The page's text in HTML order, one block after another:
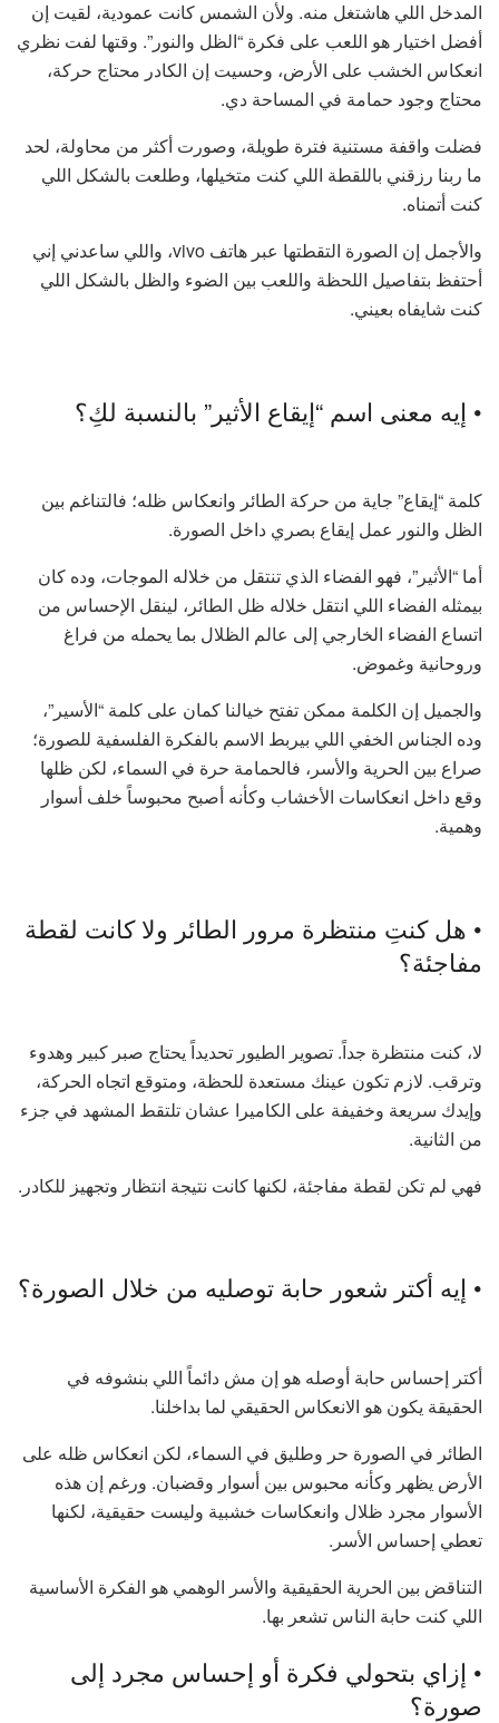
المدخل اللي هاشتغل منه. ولأن الشمس كانت عمودية، لقيت إن
أفضل اختيار هو اللعب على فكرة “الظل والنور”. وقتها لفت نظري
انعكاس الخشب على الأرض، وحسيت إن الكادر محتاج حركة،
محتاج وجود حمامة في المساحة دي.
فضلت واقفة مستنية فترة طويلة، وصورت أكثر من محاولة، لحد
ما ربنا رزقني باللقطة اللي كنت متخيلها، وطلعت بالشكل اللي
كنت أتمناه.
والأجمل إن الصورة التقطتها عبر هاتف vivo، واللي ساعدني إني
أحتفظ بتفاصيل اللحظة واللعب بين الضوء والظل بالشكل اللي
كنت شايفاه بعيني.
• إيه معنى اسم “إيقاع الأثير” بالنسبة لكِ؟
كلمة “إيقاع” جاية من حركة الطائر وانعكاس ظله؛ فالتناغم بين
الظل والنور عمل إيقاع بصري داخل الصورة.
أما “الأثير”، فهو الفضاء الذي تنتقل من خلاله الموجات، وده كان
بيمثله الفضاء اللي انتقل خلاله ظل الطائر، لينقل الإحساس من
اتساع الفضاء الخارجي إلى عالم الظلال بما يحمله من فراغ
وروحانية وغموض.
والجميل إن الكلمة ممكن تفتح خيالنا كمان على كلمة “الأسير”،
وده الجناس الخفي اللي بيربط الاسم بالفكرة الفلسفية للصورة؛
صراع بين الحرية والأسر، فالحمامة حرة في السماء، لكن ظلها
وقع داخل انعكاسات الأخشاب وكأنه أصبح محبوساً خلف أسوار
وهمية.
• هل كنتِ منتظرة مرور الطائر ولا كانت لقطة
مفاجئة؟
لا، كنت منتظرة جداً. تصوير الطيور تحديداً يحتاج صبر كبير وهدوء
وترقب. لازم تكون عينك مستعدة للحظة، ومتوقع اتجاه الحركة،
وإيدك سريعة وخفيفة على الكاميرا عشان تلتقط المشهد في جزء
من الثانية.
فهي لم تكن لقطة مفاجئة، لكنها كانت نتيجة انتظار وتجهيز للكادر.
• إيه أكتر شعور حابة توصليه من خلال الصورة؟
أكتر إحساس حابة أوصله هو إن مش دائماً اللي بنشوفه في
الحقيقة يكون هو الانعكاس الحقيقي لما بداخلنا.
الطائر في الصورة حر وطليق في السماء، لكن انعكاس ظله على
الأرض يظهر وكأنه محبوس بين أسوار وقضبان. ورغم إن هذه
الأسوار مجرد ظلال وانعكاسات خشبية وليست حقيقية، لكنها
تعطي إحساس الأسر.
التناقض بين الحرية الحقيقية والأسر الوهمي هو الفكرة الأساسية
اللي كنت حابة الناس تشعر بها.
• إزاي بتحولي فكرة أو إحساس مجرد إلى
صورة؟